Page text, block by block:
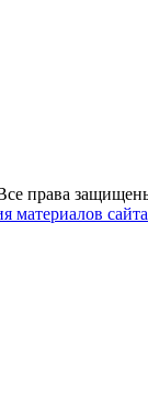
права
материалов сайта